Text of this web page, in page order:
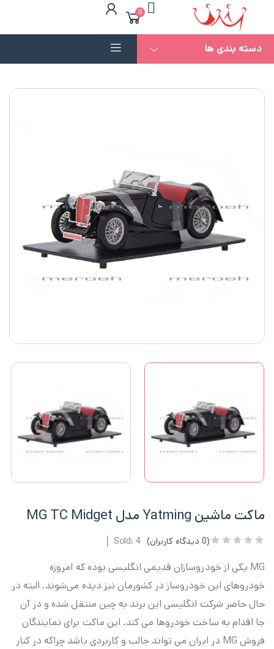
0
دسته بندی ها
ماکت ماشین Yatming مدل MG TC Midget
(
0 دیدگاه کاربران) Sold: 4
MG یکی از خودروسازان قدیمی انگلیسی بوده که امروزه
خودروهای این خودروساز در کشورمان نیز دیده می‌شوند. البته در
حال حاضر شرکت انگلیسی این برند به چین منتقل شده و در آن
جا اقدام به ساخت خودروها می کند. این ماکت برای نمایندگان
فروش MG در ایران می تواند جالب و کاربردی باشد چراکه در کنار